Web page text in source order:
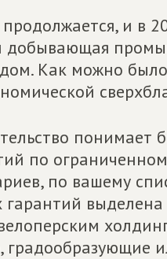
и в
добывающая
Как можно
понимает
по
по вашему
градообразующие